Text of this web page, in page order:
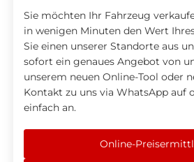
Sie möchten Ihr Fahrzeug
in wenigen Minuten den Wert
Sie einen unserer Standorte aus
sofort ein genaues Angebot von
unserem neuen Online-Tool oder
Kontakt zu uns via WhatsApp auf
einfach an.
Online-